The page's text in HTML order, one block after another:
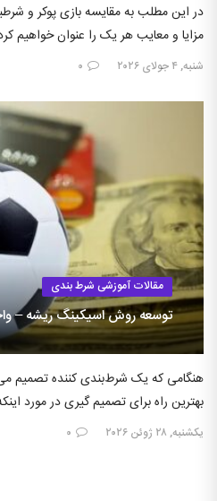
در این مطلب به مقایسه بازی پوکر و
مزایا و معایب هر یک را عنوان خواهیم
شنبه, ۴ جولای ۲۰۲۶ ۰
مقالات آموزشی شرط بندی
توسعه روش اسیکینگ ریشه –
هنگامی که یک شرط‌بندی کننده تصمیم
بهترین راه برای تصمیم گیری در مورد
یکشنبه, ۲۸ ژوئن ۲۰۲۶ ۰